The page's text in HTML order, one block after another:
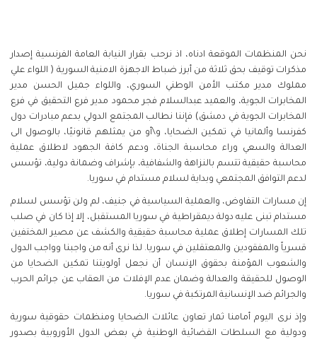
نحن المنظمات الموقعة ادناه، اذ نرحب بقرار النيابة العامة الفرنسية إصدار
مذكرات توقيف بحق ثلاثة من أبرز ضباط الاجهزة الامنية السورية ( اللواء علي
مملوك مدير مكتب الأمن الوطني السوري، واللواء جميل الحسن مدير
المخابرات الجوية، والعميد عبدالسلام فجر محمود مدير فرع التحقيق في فرع
المخابرات الجوية في دمشق) فإننا نطالب المجتمع الدولي بدعم مبادرات دول
كفرنسا وألمانيا في تمكين الضحايا، و\أو من يمثلهم قانونيًا، بالوصول الى
العدالة والسعي وراء محاسبة الجناة، ودعم كافة الجهود لاطلاق عملية
محاسبة حقيقية تتسم بالنزاهة والشفافية، بإشراف وضمانة دولية، تؤسس
لدعم التوافق المجتمعي وبداية لسلام مستدام في سوريا.
إن مسارات التفاوض، والعملية السياسية في جنيف، لم ولن تؤسس لسلام
مستدام تبنى عليه دولة ديمقراطية في سوريا المستقبل، إلا إذا كان في صلب
تلك المسارات إطلاق عملية محاسبة حقيقية والكشف عن مصير المختفين
قسرياً والمفقودين والمعتقلين في سوريا. لذا نرى أنه من واجبنا وواجب الدول
والشعوب المؤمنة بحقوق الإنسان أن نجعل أولويتنا تمكين الضحايا من
الوصول للحقيقة والعدالة وضمان عدم الإفلات من العقاب عن جرائم الحرب
والجرائم ضد الإنسانية المرتكبة في سوريا.
وإذ نرى اليوم أمامنا ثمار تعاون عائلات الضحايا ومنظمات حقوقية سورية
ودولية مع السلطات القضائية الوطنية في بعض الدول الأوروبية بصدور